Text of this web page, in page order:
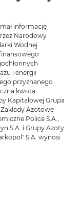
informację
Narodowy
Wodnej
i energii
przyznanego
kwota
Kapitałowej Grupa
Azotowe
Police S.A.,
S.A. i Grupy Azoty
S.A. wynosi